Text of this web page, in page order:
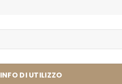
INFO DI UTILIZZO